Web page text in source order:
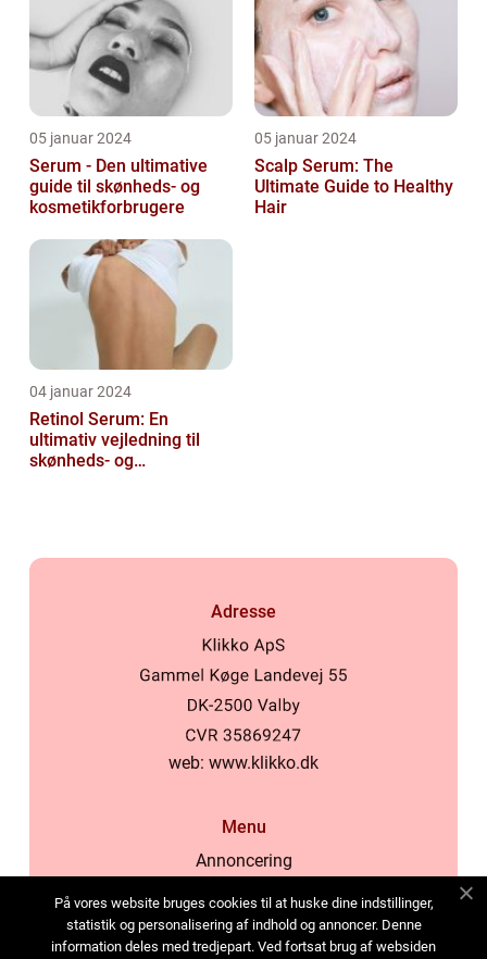
05 januar 2024
Serum - Den ultimative
guide til skønheds- og
kosmetikforbrugere
05 januar 2024
Scalp Serum: The
Ultimate Guide to Healthy
Hair
04 januar 2024
Retinol Serum: En
ultimativ vejledning til
skønheds- og
Adresse
web: www.klikko.dk
Menu
Annoncering
Cookies
Kontakt os
På vores website bruges cookies til at huske dine indstillinger,
statistik og personalisering af indhold og annoncer. Denne
information deles med tredjepart. Ved fortsat brug af websiden